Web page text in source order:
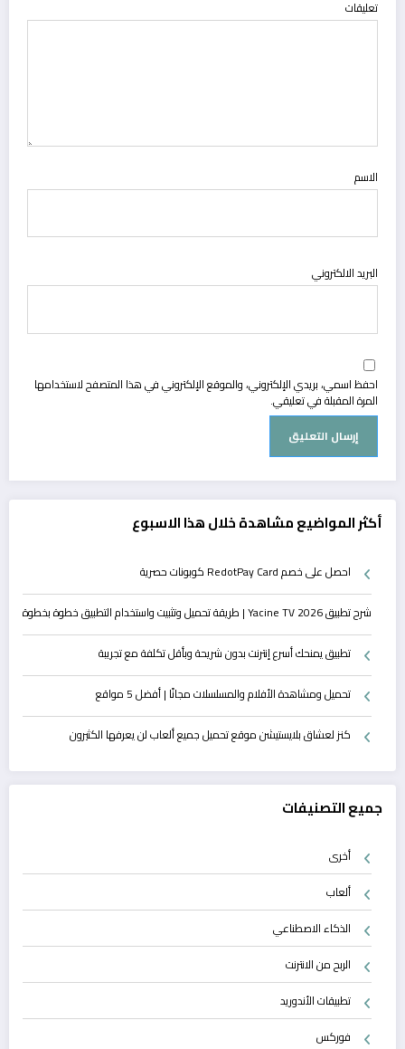
تعليقات
الاسم
البريد الالكتروني
احفظ اسمي، بريدي الإلكتروني، والموقع الإلكتروني في هذا المتصفح لاستخدامها
المرة المقبلة في تعليقي.
أكثر المواضيع مشاهدة خلال هذا الاسبوع
احصل على خصم RedotPay Card كوبونات حصرية
شرح تطبيق Yacine TV 2026 | طريقة تحميل وتثبيت واستخدام التطبيق خطوة بخطوة
تطبيق يمنحك أسرع إنترنت بدون شريحة وبأقل تكلفة مع تجريبة
تحميل ومشاهدة الأفلام والمسلسلات مجانًا | أفضل 5 مواقع
كنز لعشاق بلايستيشن موقع تحميل جميع ألعاب لن يعرفها الكثيرون
جميع التصنيفات
أخرى
ألعاب
الذكاء الاصطناعي
الربح من الانترنت
تطبيقات الأندوريد
فوركس